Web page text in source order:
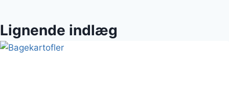
Lignende indlæg